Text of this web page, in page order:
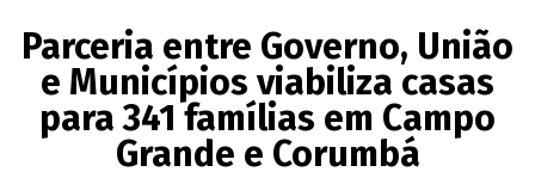
Parceria entre Governo, União
e Municípios viabiliza casas
para 341 famílias em Campo
Grande e Corumbá